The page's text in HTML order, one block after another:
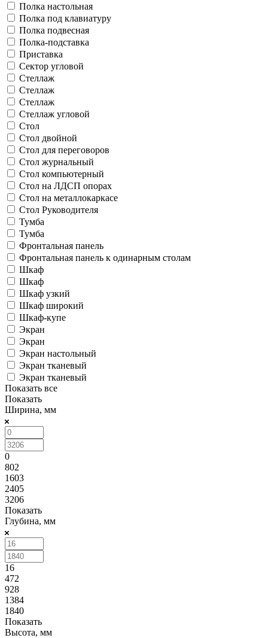
Полка настольная
Полка под клавиатуру
Полка подвесная
Полка-подставка
Приставка
Сектор угловой
Стеллаж
Стеллаж
Стеллаж
Стеллаж угловой
Стол
Стол двойной
Стол для переговоров
Стол журнальный
Стол компьютерный
Стол на ЛДСП опорах
Стол на металлокаркасе
Стол Руководителя
Тумба
Тумба
Фронтальная панель
Фронтальная панель к одинарным столам
Шкаф
Шкаф
Шкаф узкий
Шкаф широкий
Шкаф-купе
Экран
Экран
Экран настольный
Экран тканевый
Экран тканевый
Показать все
Показать
Ширина, мм
0
802
1603
2405
3206
Показать
Глубина, мм
16
472
928
1384
1840
Показать
Высота, мм